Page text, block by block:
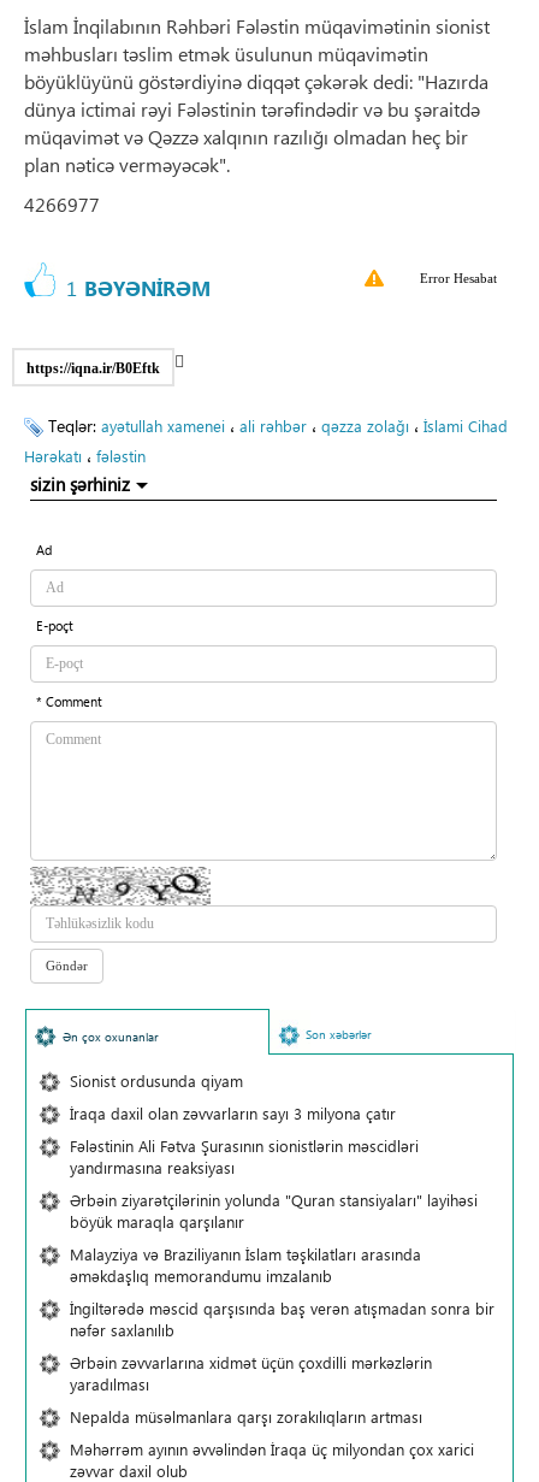
İslam İnqilabının Rəhbəri Fələstin müqavimətinin sionist
məhbusları təslim etmək üsulunun müqavimətin
böyüklüyünü göstərdiyinə diqqət çəkərək dedi: "Hazırda
dünya ictimai rəyi Fələstinin tərəfindədir və bu şəraitdə
müqavimət və Qəzzə xalqının razılığı olmadan heç bir
plan nəticə verməyəcək".
4266977
1 BƏYƏNİRƏM Error Hesabat
https://iqna.ir/B0Eftk
Teqlər: ayətullah xamenei ، ali rəhbər ، qəzza zolağı ، İslami Cihad
Hərəkatı ، fələstin
sizin şərhiniz
Ad
E-poçt
* Comment
Ən çox oxunanlar Son xəbərlər
Sionist ordusunda qiyam
İraqa daxil olan zəvvarların sayı 3 milyona çatır
Fələstinin Ali Fətva Şurasının sionistlərin məscidləri
yandırmasına reaksiyası
Ərbəin ziyarətçilərinin yolunda "Quran stansiyaları" layihəsi
böyük maraqla qarşılanır
Malayziya və Braziliyanın İslam təşkilatları arasında
əməkdaşlıq memorandumu imzalanıb
İngiltərədə məscid qarşısında baş verən atışmadan sonra bir
nəfər saxlanılıb
Ərbəin zəvvarlarına xidmət üçün çoxdilli mərkəzlərin
yaradılması
Nepalda müsəlmanlara qarşı zorakılıqların artması
Məhərrəm ayının əvvəlindən İraqa üç milyondan çox xarici
zəvvar daxil olub